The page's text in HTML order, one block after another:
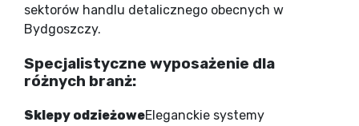
sektorów handlu detalicznego obecnych w
Bydgoszczy.
Specjalistyczne wyposażenie dla
różnych branż:
Sklepy odzieżoweEleganckie systemy